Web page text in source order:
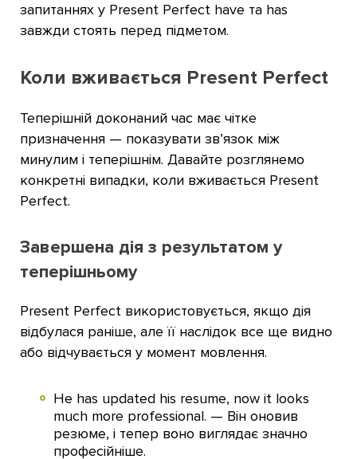
запитаннях у Present Perfect have та has
завжди стоять перед підметом.
Коли вживається Present Perfect
Теперішній доконаний час має чітке
призначення — показувати зв’язок між
минулим і теперішнім. Давайте розглянемо
конкретні випадки, коли вживається Present
Perfect.
Завершена дія з результатом у
теперішньому
Present Perfect використовується, якщо дія
відбулася раніше, але її наслідок все ще видно
або відчувається у момент мовлення.
He has updated his resume, now it looks
much more professional. — Він оновив
резюме, і тепер воно виглядає значно
професійніше.